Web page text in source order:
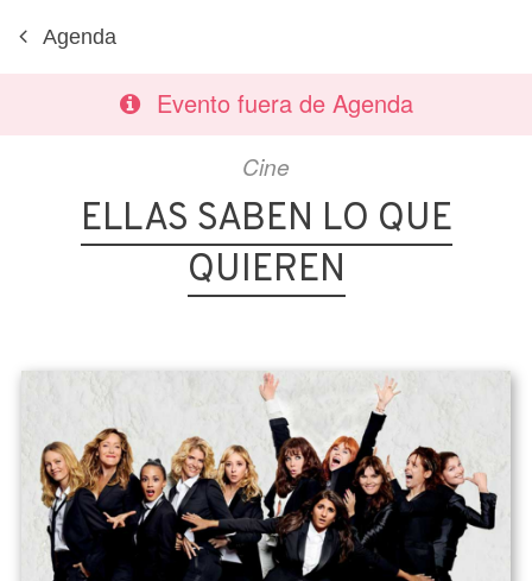
Agenda
Evento fuera de Agenda
Cine
ELLAS SABEN LO QUE
QUIEREN